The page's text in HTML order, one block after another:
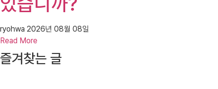
ryohwa 2026년 08월 08일
Read More
즐겨찾는 글